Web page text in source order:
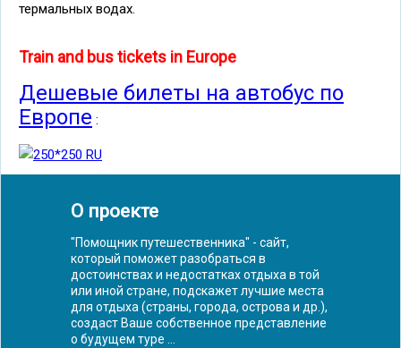
термальных водах.
Train and bus tickets in Europe
Дешевые билеты на автобус по
Европе :
О проекте
"Помощник путешественника" - сайт,
который поможет разобраться в
достоинствах и недостатках отдыха в той
или иной стране, подскажет лучшие места
для отдыха (страны, города, острова и др.),
создаст Ваше собственное представление
о будущем туре ...